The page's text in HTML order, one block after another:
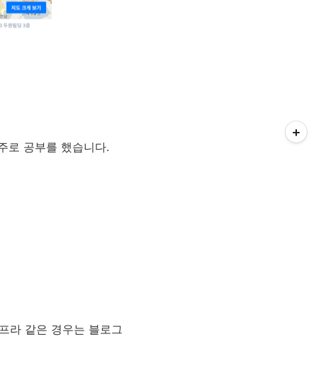
로 공부를 했습니다.
라 같은 경우는 블로그